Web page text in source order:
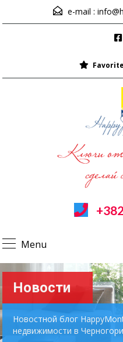
e-mail :
Menu
Новости
Новостной блог
недвижимости в